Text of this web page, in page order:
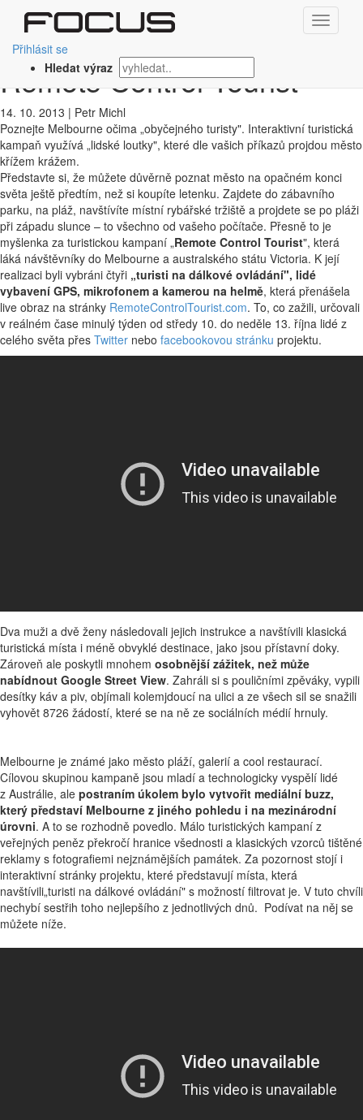
Přihlásit se
Hledat výraz
‹ Zpět
Turistická kampaň na dálku:
Remote Control Tourist
14. 10. 2013 | Petr Michl
Poznejte Melbourne očima „obyčejného turisty". Interaktivní turistická
kampaň využívá „lidské loutky", které dle vašich příkazů projdou město
křížem krážem.
Představte si, že můžete důvěrně poznat město na opačném konci
světa ještě předtím, než si koupíte letenku. Zajdete do zábavního
parku, na pláž, navštívíte místní rybářské tržiště a projdete se po pláži
při západu slunce – to všechno od vašeho počítače. Přesně to je
myšlenka za turistickou kampaní „Remote Control Tourist", která
láká návštěvníky do Melbourne a australského státu Victoria. K její
realizaci byli vybráni čtyři „turisti na dálkové ovládání", lidé
vybavení GPS, mikrofonem a kamerou na helmě, která přenášela
live obraz na stránky RemoteControlTourist.com. To, co zažili, určovali
v reálném čase minulý týden od středy 10. do neděle 13. října lidé z
celého světa přes Twitter nebo facebookovou stránku projektu.
Dva muži a dvě ženy následovali jejich instrukce a navštívili klasická
turistická místa i méně obvyklé destinace, jako jsou přístavní doky.
Zároveň ale poskytli mnohem osobnější zážitek, než může
nabídnout Google Street View. Zahráli si s pouličními zpěváky, vypili
desítky káv a piv, objímali kolemjdoucí na ulici a ze všech sil se snažili
vyhovět 8726 žádostí, které se na ně ze sociálních médií hrnuly.
Melbourne je známé jako město pláží, galerií a cool restaurací.
Cílovou skupinou kampaně jsou mladí a technologicky vyspělí lidé
z Austrálie, ale postraním úkolem bylo vytvořit mediální buzz,
který představí Melbourne z jiného pohledu i na mezinárodní
úrovni. A to se rozhodně povedlo. Málo turistických kampaní z
veřejných peněz překročí hranice všednosti a klasických vzorců tištěné
reklamy s fotografiemi nejznámějších památek. Za pozornost stojí i
interaktivní stránky projektu, které představují místa, která
navštívili„turisti na dálkové ovládání" s možností filtrovat je. V tuto chvíli
nechybí sestřih toho nejlepšího z jednotlivých dnů. Podívat na něj se
můžete níže.